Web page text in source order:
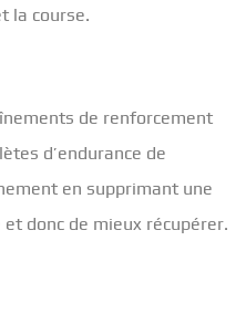
la course.
de renforcement
d’endurance de
en supprimant une
et donc de mieux récupérer.